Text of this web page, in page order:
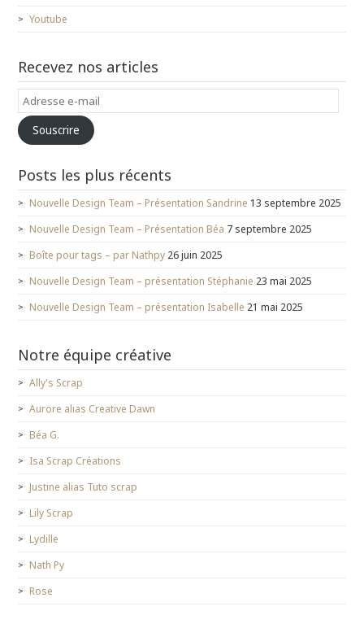
Youtube
Recevez nos articles
Adresse
e-
mailSouscrire
Posts les plus récents
Nouvelle Design Team – Présentation Sandrine 13 septembre 2025
Nouvelle Design Team – Présentation Béa 7 septembre 2025
Boîte pour tags – par Nathpy 26 juin 2025
Nouvelle Design Team – présentation Stéphanie 23 mai 2025
Nouvelle Design Team – présentation Isabelle 21 mai 2025
Notre équipe créative
Ally's Scrap
Aurore alias Creative Dawn
Béa G.
Isa Scrap Créations
Justine alias Tuto scrap
Lily Scrap
Lydille
Nath Py
Rose